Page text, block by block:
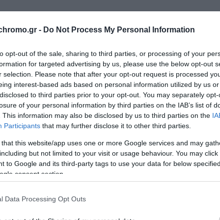
- Do Not Process My Personal Information
opt-out of the sale, sharing to third parties, or processing of your
for targeted advertising by us, please use the below opt-out
selection. Please note that after your opt-out request is processed
interest-based ads based on personal information utilized by us
to third parties prior to your opt-out. You may separately
of your personal information by third parties on the IAB’s list of
This information may also be disclosed by us to third parties on the
Participants that may further disclose it to other third parties.
that this website/app uses one or more Google services and may
but not limited to your visit or usage behaviour. You may
to Google and its third-party tags to use your data for below
consent section.
Data Processing Opt Outs
προσφέρει δωρεάν παράδοση στους γειτονικούς δήμους
Ελληνικό) για παραγγελίες από 80,00€ και άνω.
εταιρείας:
είτε με βάση το βάρος τους) με προορισμό την
μέσω τραπεζικού λογαριασμού. Η εταιρεία μας αναλαμβάνει
των μεταφορικών επιβαρύνουν τον πελάτη. Όσον αφορά την
τις περιοχές της Αττικής που δεν εξυπηρετεί η εταιρεία
κάρτας είτε μέσω τραπεζικού λογαριασμού. Οι αποστολές
για κάθε δέμα ξεκινάει απο 6€ + Φ.Π.Α
για λογαριασμό, με κίνδυνο και με αποκλειστική ευθύνη
στις εκάστοτε μεταφορικές εταιρείες και δεν φέρει